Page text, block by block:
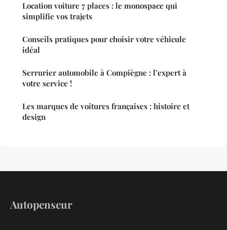
Location voiture 7 places : le monospace qui
simplifie vos trajets
Conseils pratiques pour choisir votre véhicule
idéal
Serrurier automobile à Compiègne : l’expert à
votre service !
Les marques de voitures françaises : histoire et
design
Autopenseur